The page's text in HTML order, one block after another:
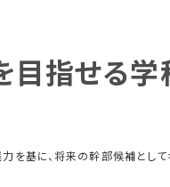
目指せる学
を基に、将来の幹部候補として